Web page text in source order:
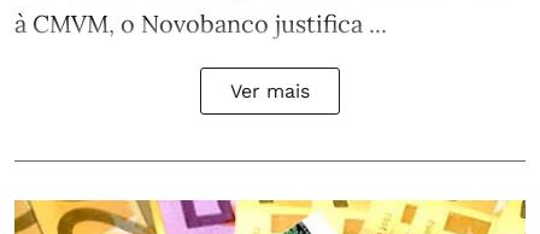
à CMVM, o Novobanco justifica ...
Ver mais